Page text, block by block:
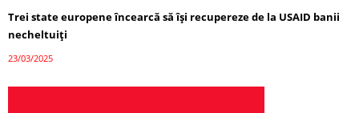
Trei state europene încearcă să își recupereze de la USAID banii
necheltuiți
23/03/2025